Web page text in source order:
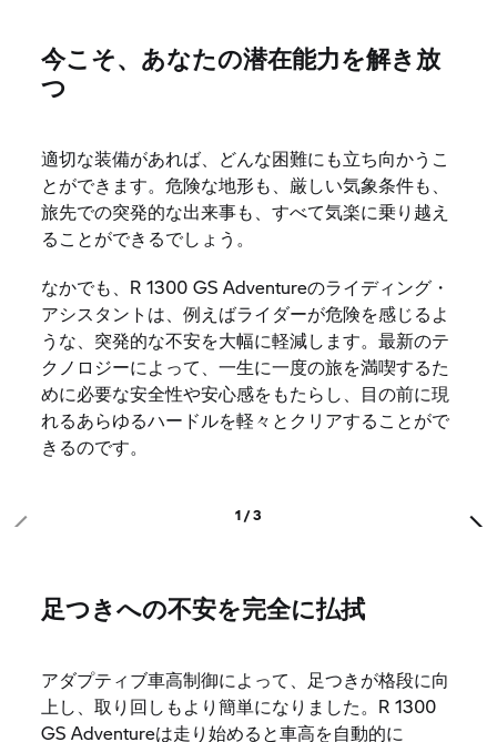
今こそ、あなたの潜在能力を解き放
つ
適切な装備があれば、どんな困難にも立ち向かうこ
とができます。危険な地形も、厳しい気象条件も、
旅先での突発的な出来事も、すべて気楽に乗り越え
ることができるでしょう。
なかでも、R 1300 GS Adventureのライディング・
アシスタントは、例えばライダーが危険を感じるよ
うな、突発的な不安を大幅に軽減します。最新のテ
クノロジーによって、一生に一度の旅を満喫するた
めに必要な安全性や安心感をもたらし、目の前に現
れるあらゆるハードルを軽々とクリアすることがで
きるのです。
1 / 3
足つきへの不安を完全に払拭
アダプティブ車高制御によって、足つきが格段に向
上し、取り回しもより簡単になりました。R 1300
GS Adventureは走り始めると車高を自動的に